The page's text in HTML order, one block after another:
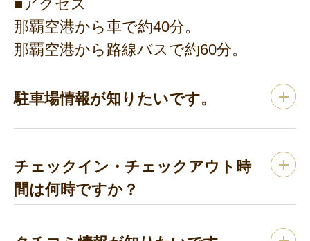
■アクセス
那覇空港から車で約40分。
那覇空港から路線バスで約60分。
駐車場情報が知りたいです。
チェックイン・チェックアウト時
間は何時ですか？